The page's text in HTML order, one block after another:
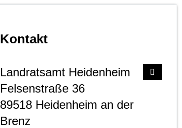
Kontakt
Landratsamt Heidenheim
Felsenstraße 36
89518 Heidenheim an der
Brenz